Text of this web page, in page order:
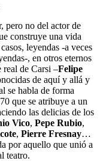
pero no del actor de
construye una vida
leyendas -a veces
, en otros eternos
real de Carsi –Felipe
de aquí y allá y
se habla de forma
que se atribuye a un
las delicias de los
Vico, Pepe Rubio,
, Pierre Fresnay…
por aquello que unió a
teatro.